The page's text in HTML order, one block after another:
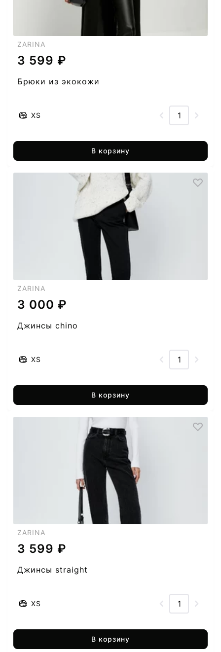
ZARINA
3 599 ₽
Брюки из экокожи
XS
В корзину
ZARINA
3 000 ₽
Джинсы chino
XS
В корзину
ZARINA
3 599 ₽
Джинсы straight
XS
В корзину